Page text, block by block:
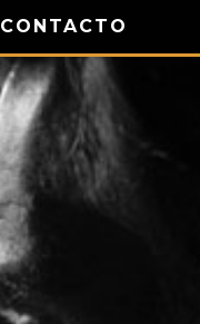
CONTACTO